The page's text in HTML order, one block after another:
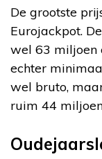
De grootste
Eurojackpot.
wel 63 miljoen
echter
wel bruto,
ruim 44